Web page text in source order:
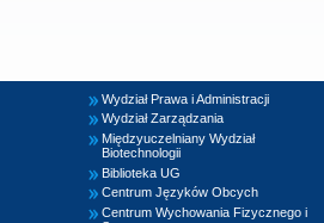
Wydział Prawa i Administracji
Wydział Zarządzania
Międzyuczelniany Wydział
Biotechnologii
Biblioteka UG
Centrum Języków Obcych
Centrum Wychowania Fizycznego i